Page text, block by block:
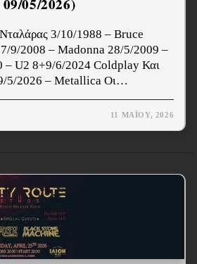
09/05/2026)
3/10/1988 – Bruce
9/2008 – Madonna 28/5/2009 –
– U2 8+9/6/2024 Coldplay Και
5/2026 – Metallica Οι…
11 ΜΑΪ́ΟΥ, 2026